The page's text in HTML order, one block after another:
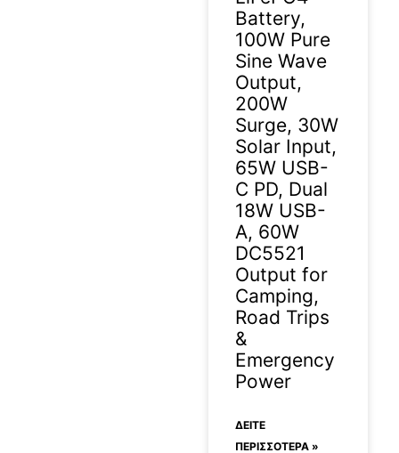
Battery,
100W Pure
Sine Wave
Output,
200W
Surge, 30W
Solar Input,
65W USB-
C PD, Dual
18W USB-
A, 60W
DC5521
Output for
Camping,
Road Trips
&
Emergency
Power
ΔΕΊΤΕ
ΠΕΡΙΣΣΟΤΕΡΑ »